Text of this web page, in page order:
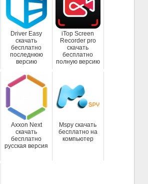
Driver Easy
скачать
бесплатно
последнюю
версию
iTop Screen
Recorder pro
скачать
бесплатно
полную версию
Axxon Next
скачать
бесплатно
русская версия
Mspy скачать
бесплатно на
компьютер